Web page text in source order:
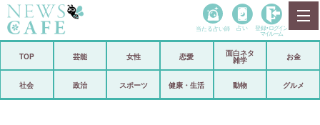
政治
当たる占い師 占い 登録• ログイン
マイルーム
TOP 芸能 女性 恋愛
面白ネタ
雑学
お金
社会 政治 スポーツ 健康・生活 動物 グルメ